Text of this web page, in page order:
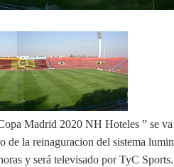
Madrid 2020 NH Hoteles ” se
de la reinaguracion del sistema
y será televisado por TyC Sports.